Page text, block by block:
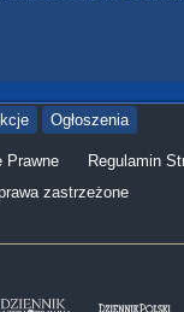
Ogłoszenia
Prawne
Regulamin
zastrzeżone